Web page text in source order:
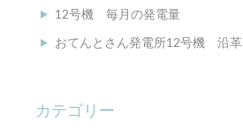
12号機 毎月の発電量
おてんとさん発電所12号機 沿革
カテゴリー